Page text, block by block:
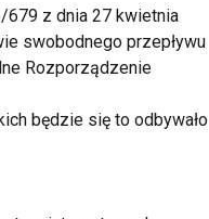
679 z dnia 27 kwietnia
swobodnego przepływu
Rozporządzenie
będzie się to odbywało